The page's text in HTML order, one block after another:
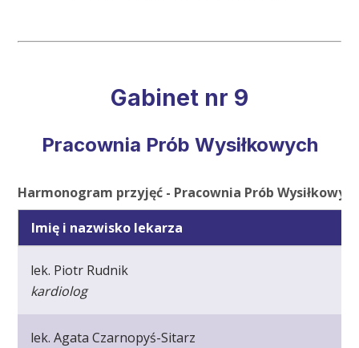
Gabinet nr 9
Pracownia Prób Wysiłkowych
Harmonogram przyjęć - Pracownia Prób
Imię i nazwisko lekarza
lek. Piotr Rudnik
kardiolog
lek. Agata Czarnopyś-Sitarz